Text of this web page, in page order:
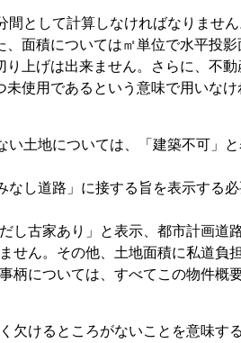
として計算しなければなりません
面積については㎡単位で水平投影
上げは出来ません。さらに、不動
使用であるという意味で用いなけ
い土地については、「建築不可」
なし道路」に接する旨を表示する
し古家あり」と表示、都市計画道
せん。その他、土地面積に私道負
柄については、すべてこの物件概
欠けるところがないことを意味す